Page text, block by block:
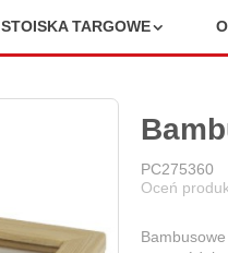
STOISKA TARGOWE
PC275360
Oceń